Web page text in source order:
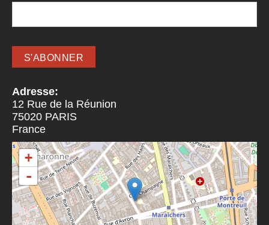
Adresse:
12 Rue de la Réunion
75020 PARIS
France
+
-